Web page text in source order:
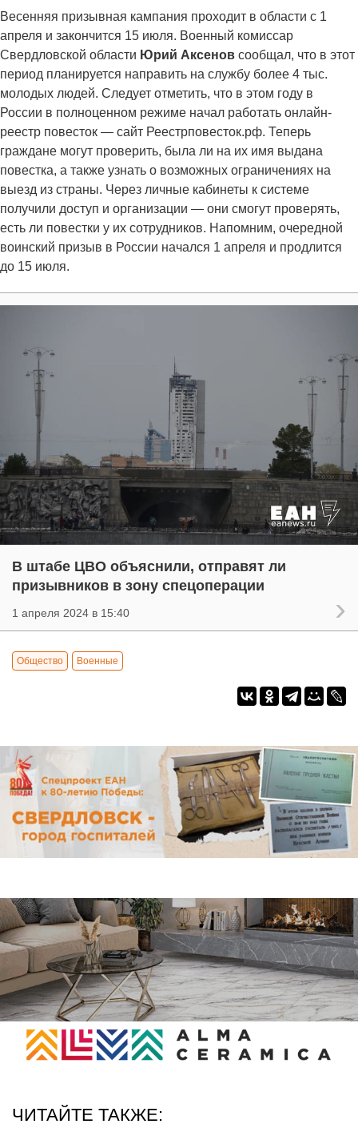
Весенняя призывная кампания проходит в области с 1
апреля и закончится 15 июля. Военный комиссар
Свердловской области Юрий Аксенов сообщал, что в этот
период планируется направить на службу более 4 тыс.
молодых людей. Следует отметить, что в этом году в
России в полноценном режиме начал работать онлайн-
реестр повесток — сайт Реестрповесток.рф. Теперь
граждане могут проверить, была ли на их имя выдана
повестка, а также узнать о возможных ограничениях на
выезд из страны. Через личные кабинеты к системе
получили доступ и организации — они смогут проверять,
есть ли повестки у их сотрудников. Напомним, очередной
воинский призыв в России начался 1 апреля и продлится
до 15 июля.
В штабе ЦВО объяснили, отправят ли
призывников в зону спецоперации
1 апреля 2024 в 15:40
Общество Военные
ЧИТАЙТЕ ТАКЖЕ: